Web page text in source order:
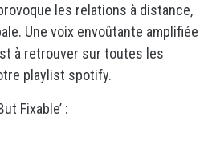
les relations à distance,
Une voix envoûtante amplifiée
à retrouver sur toutes les
playlist spotify.
Fixable’ :